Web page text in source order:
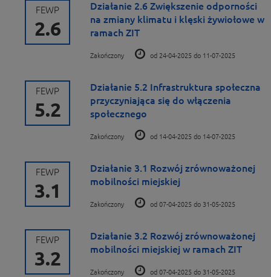
FEWP
2.6
Działanie 2.6 Zwiększenie odporności
na zmiany klimatu i klęski żywiołowe w
ramach ZIT
Zakończony od 24-04-2025 do 11-07-2025
FEWP
5.2
Działanie 5.2 Infrastruktura społeczna
przyczyniająca się do włączenia
społecznego
Zakończony od 14-04-2025 do 14-07-2025
FEWP
3.1
Działanie 3.1 Rozwój zrównoważonej
mobilności miejskiej
Zakończony od 07-04-2025 do 31-05-2025
FEWP
3.2
Działanie 3.2 Rozwój zrównoważonej
mobilności miejskiej w ramach ZIT
Zakończony od 07-04-2025 do 31-05-2025